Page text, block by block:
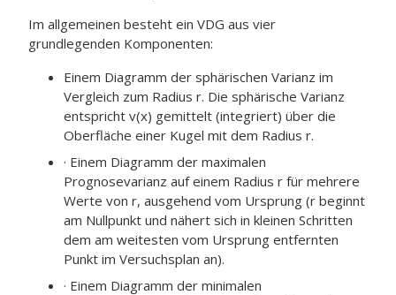
Im allgemeinen besteht ein VDG aus vier
grundlegenden Komponenten:
Einem Diagramm der sphärischen Varianz im
Vergleich zum Radius r. Die sphärische Varianz
entspricht v(x) gemittelt (integriert) über die
Oberfläche einer Kugel mit dem Radius r.
· Einem Diagramm der maximalen
Prognosevarianz auf einem Radius r für mehrere
Werte von r, ausgehend vom Ursprung (r beginnt
am Nullpunkt und nähert sich in kleinen Schritten
dem am weitesten vom Ursprung entfernten
Punkt im Versuchsplan an).
· Einem Diagramm der minimalen